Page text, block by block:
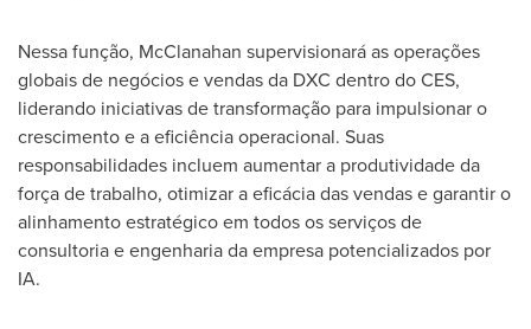
Nessa função, McClanahan supervisionará as operações
globais de negócios e vendas da DXC dentro do CES,
liderando iniciativas de transformação para impulsionar o
crescimento e a eficiência operacional. Suas
responsabilidades incluem aumentar a produtividade da
força de trabalho, otimizar a eficácia das vendas e garantir o
alinhamento estratégico em todos os serviços de
consultoria e engenharia da empresa potencializados por
IA.